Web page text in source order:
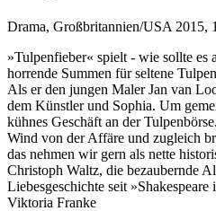
Drama, Großbritannien/USA 2015,
»Tulpenfieber« spielt - wie sollte es
horrende Summen für seltene
Als er den jungen Maler Jan van
dem Künstler und Sophia. Um
kühnes Geschäft an der
Wind von der Affäre und zugleich
das nehmen wir gern als nette
Christoph Waltz, die bezaubernde
Liebesgeschichte seit
Viktoria Franke